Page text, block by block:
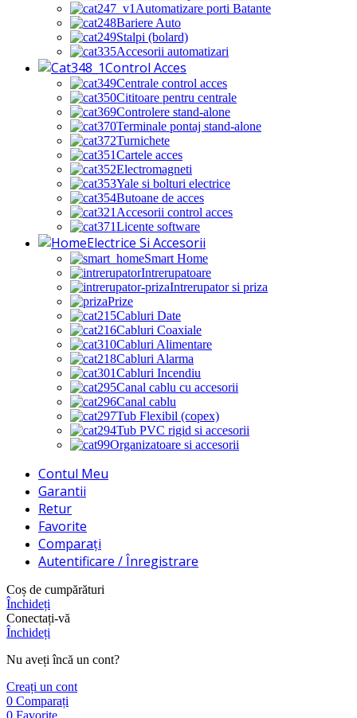
Automatizare porti Batante
Bariere Auto
Stalpi (bolard)
Accesorii automatizari
Control Acces
Centrale control acces
Cititoare pentru centrale
Controlere stand-alone
Terminale pontaj stand-alone
Turnichete
Cartele acces
Electromagneti
Yale si bolturi electrice
Butoane de acces
Accesorii control acces
Licente software
Electrice Si Accesorii
Smart Home
Intrerupatoare
Intrerupator si priza
Prize
Cabluri Date
Cabluri Coaxiale
Cabluri Alimentare
Cabluri Alarma
Cabluri Incendiu
Canal cablu cu accesorii
Canal cablu
Tub Flexibil (copex)
Tub PVC rigid si accesorii
Organizatoare si accesorii
Contul Meu
Garantii
Retur
Favorite
Comparați
Autentificare / Înregistrare
Coș de cumpărături
Închideți
Conectați-vă
Închideți
Nu aveți încă un cont?
Creați un cont
0 Comparați
0 Favorite